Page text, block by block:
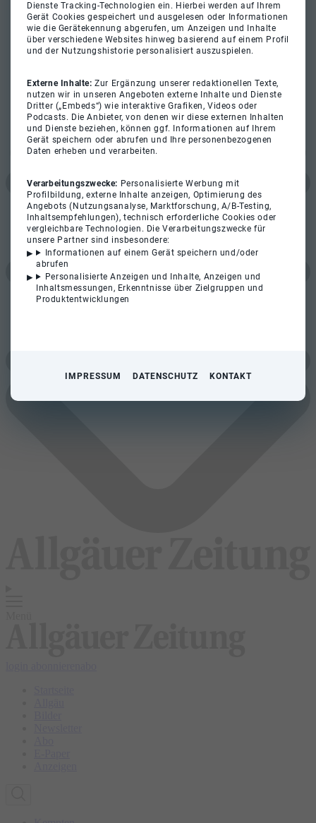
Dienste Tracking-Technologien ein. Hierbei werden auf Ihrem
Gerät Cookies gespeichert und ausgelesen oder Informationen
wie die Gerätekennung abgerufen, um Anzeigen und Inhalte
über verschiedene Websites hinweg basierend auf einem Profil
und der Nutzungshistorie personalisiert auszuspielen.
Externe Inhalte:Zur Ergänzung unserer redaktionellen Texte,
nutzen wir in unseren Angeboten externe Inhalte und Dienste
Dritter („Embeds“) wie interaktive Grafiken, Videos oder
Podcasts. Die Anbieter, von denen wir diese externen Inhalten
und Dienste beziehen, können ggf. Informationen auf Ihrem
Gerät speichern oder abrufen und Ihre personenbezogenen
Daten erheben und verarbeiten.
Verarbeitungszwecke: Personalisierte Werbung mit
Profilbildung, externe Inhalte anzeigen, Optimierung des
Angebots (Nutzungsanalyse, Marktforschung, A/B-Testing,
Inhaltsempfehlungen), technisch erforderliche Cookies oder
vergleichbare Technologien. Die Verarbeitungszwecke für
unsere Partner sind insbesondere:
Informationen auf einem Gerät speichern und/oder
abrufen
Personalisierte Anzeigen und Inhalte, Anzeigen und
Inhaltsmessungen, Erkenntnisse über Zielgruppen und
Produktentwicklungen
IMPRESSUM DATENSCHUTZ KONTAKT